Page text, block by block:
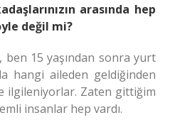
arasında hep
değil mi?
ben 15 yaşından sonra yurt
hangi aileden geldiğinden
ilgileniyorlar. Zaten gittiğim
insanlar hep vardı.